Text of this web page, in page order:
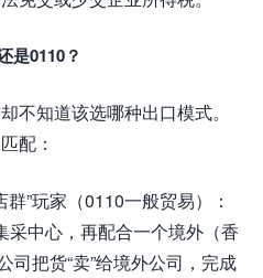
是0110？
不知道该选哪种出口模式。
配：
群”玩家（0110一般贸易）：
采中心，再配合一个境外（香
司把货“卖”给境外公司，完成